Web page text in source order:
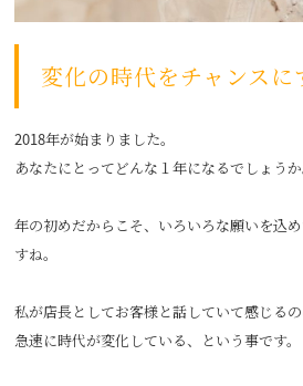
変化の時代をチャンスに
2018年が始まりました。
あなたにとってどんな１年になるでしょうか
年の初めだからこそ、いろいろな願いを込
すね。
私が店長としてお客様と話していて感じるの
急速に時代が変化している、という事です。